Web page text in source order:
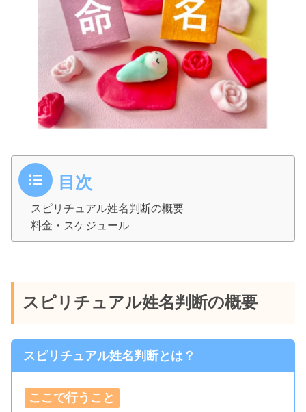
目次
スピリチュアル姓名判断の概要
料金・スケジュール
スピリチュアル姓名判断の概要
スピリチュアル姓名判断とは？
ここで行うこと